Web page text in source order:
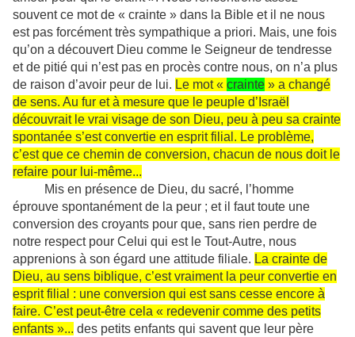
souvent ce mot de « crainte » dans la Bible et il ne nous
est pas forcément très sympathique a priori. Mais, une fois
qu’on a découvert Dieu comme le Seigneur de tendresse
et de pitié qui n’est pas en procès contre nous, on n’a plus
de raison d’avoir peur de lui. Le mot « crainte » a changé
de sens. Au fur et à mesure que le peuple d’Israël
découvrait le vrai visage de son Dieu, peu à peu sa crainte
spontanée s’est convertie en esprit filial. Le problème,
c’est que ce chemin de conversion, chacun de nous doit le
refaire pour lui-même...
Mis en présence de Dieu, du sacré, l’homme
éprouve spontanément de la peur ; et il faut toute une
conversion des croyants pour que, sans rien perdre de
notre respect pour Celui qui est le Tout-Autre, nous
apprenions à son égard une attitude filiale. La crainte de
Dieu, au sens biblique, c’est vraiment la peur convertie en
esprit filial : une conversion qui est sans cesse encore à
faire. C’est peut-être cela « redevenir comme des petits
enfants »... des petits enfants qui savent que leur père